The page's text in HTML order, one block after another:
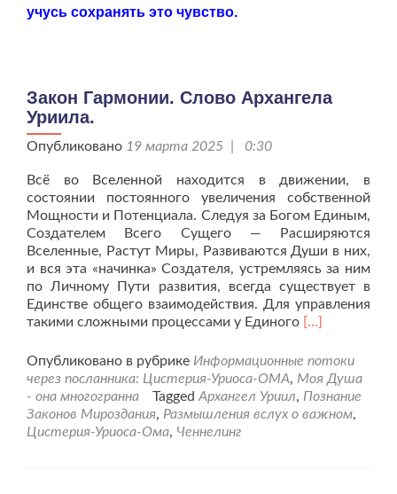
учусь сохранять это чувство.
Закон Гармонии. Слово Архангела
Уриила.
Опубликовано 19 марта 2025 | 0:30
Всё во Вселенной находится в движении, в
состоянии постоянного увеличения собственной
Мощности и Потенциала. Следуя за Богом Единым,
Создателем Всего Сущего — Расширяются
Вселенные, Растут Миры, Развиваются Души в них,
и вся эта «начинка» Создателя, устремляясь за ним
по Личному Пути развития, всегда существует в
Единстве общего взаимодействия. Для управления
такими сложными процессами у Единого Читать
проЗакон
Гармонии.
Слово
Архангела
[…]
Опубликовано в рубрике Информационные потоки
через посланника: Цистерия-Уриоса-ОМА, Моя Душа
- она многогранна
TaggedАрхангел Уриил, Познание
Законов Мироздания, Размышления вслух о важном,
Цистерия-Уриоса-Ома, Ченнелинг